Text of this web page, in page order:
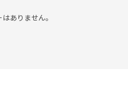
ありません。